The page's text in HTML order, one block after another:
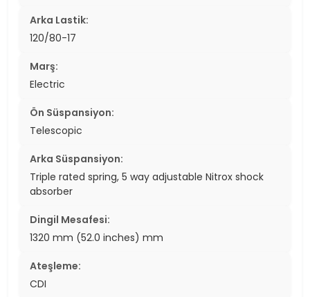
Arka Lastik:
120/80-17
Marş:
Electric
Ön Süspansiyon:
Telescopic
Arka Süspansiyon:
Triple rated spring, 5 way adjustable Nitrox shock
absorber
Dingil Mesafesi:
1320 mm (52.0 inches) mm
Ateşleme:
CDI